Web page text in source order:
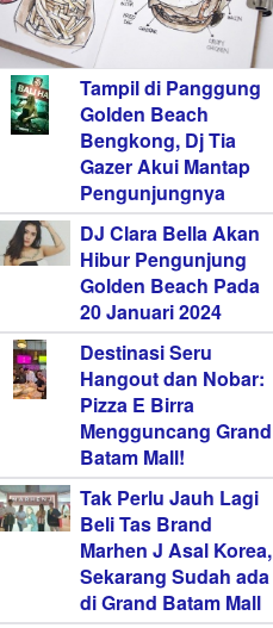
Tampil di Panggung
Golden Beach
Bengkong, Dj Tia
Gazer Akui Mantap
Pengunjungnya
DJ Clara Bella Akan
Hibur Pengunjung
Golden Beach Pada
20 Januari 2024
Destinasi Seru
Hangout dan Nobar:
Pizza E Birra
Mengguncang Grand
Batam Mall!
Tak Perlu Jauh Lagi
Beli Tas Brand
Marhen J Asal Korea,
Sekarang Sudah ada
di Grand Batam Mall